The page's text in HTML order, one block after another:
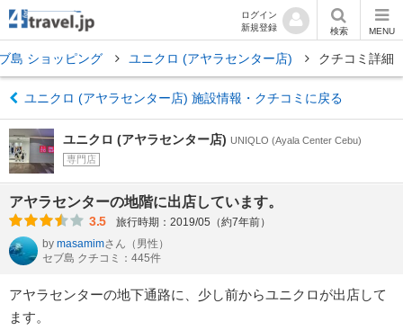
ログイン
新規登録
検索 MENU
島 ショッピング ユニクロ (アヤラセンター店) クチコミ詳細
ユニクロ (アヤラセンター店) 施設情報・クチコミに戻る
ユニクロ (アヤラセンター店) UNIQLO (Ayala Center Cebu)
専門店
アヤラセンターの地階に出店しています。
3.5
旅行時期：2019/05（約7年前）
by masamimさん （男性）
セブ島 クチコミ：445件
アヤラセンターの地下通路に、少し前からユニクロが出店して
ます。